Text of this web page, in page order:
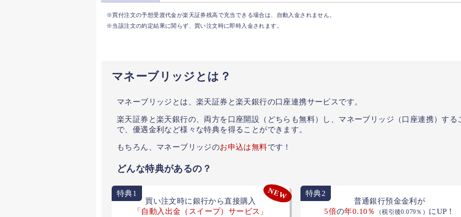
買付注文の予想受渡代金が楽天証券残高で充当できる場合は、自動入金されません。
当該注文の約定結果に関らず、買い注文時に即時入金されます。
マネーブリッジとは？
マネーブリッジとは、楽天証券と楽天銀行の口座連携サービスです。
楽天証券と楽天銀行の、両方を口座開設（どちらも無料）し、マネーブリッジ（口座連携）する
で、優遇金利など様々な特典を得ることができます。
もちろん、マネーブリッジのお申込は無料です！
どんな特典があるの？
特典1 NEW
買い注文時に銀行から直接購入
「自動入出金（スイープ）サービス」
特典2
普通銀行預金金利が
5倍の年0.10％ （税引後0.079％） にUP！